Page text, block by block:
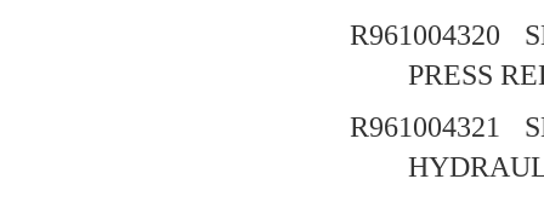
R961004320
PRESS
R961004321